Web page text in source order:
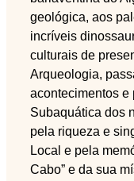
geológica, aos
incríveis
culturais de
Arqueologia,
acontecimentos e
Subaquática dos
pela riqueza e
Local e pela
Cabo” e da sua